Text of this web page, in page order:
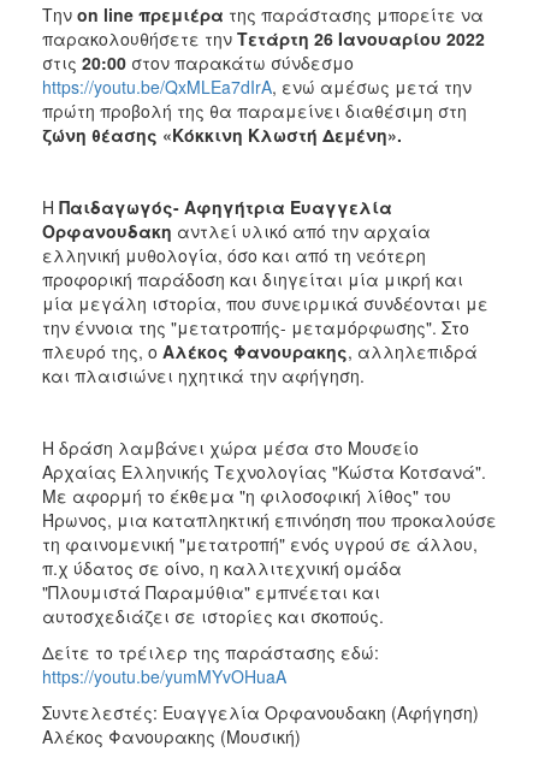
Την on line πρεμιέρα της παράστασης μπορείτε να
παρακολουθήσετε την Τετάρτη 26 Ιανουαρίου 2022
στις 20:00 στον παρακάτω σύνδεσμο
https://youtu.be/QxMLEa7dIrA, ενώ αμέσως μετά την
πρώτη προβολή της θα παραμείνει διαθέσιμη στη
ζώνη θέασης «Κόκκινη Κλωστή Δεμένη».
Η Παιδαγωγός- Αφηγήτρια Ευαγγελία
Ορφανουδακη αντλεί υλικό από την αρχαία
ελληνική μυθολογία, όσο και από τη νεότερη
προφορική παράδοση και διηγείται μία μικρή και
μία μεγάλη ιστορία, που συνειρμικά συνδέονται με
την έννοια της "μετατροπής- μεταμόρφωσης". Στο
πλευρό της, ο Αλέκος Φανουρακης, αλληλεπιδρά
και πλαισιώνει ηχητικά την αφήγηση.
Η δράση λαμβάνει χώρα μέσα στο Μουσείο
Αρχαίας Eλληνικής Tεχνολογίας "Κώστα Κοτσανά".
Με αφορμή το έκθεμα "η φιλοσοφική λίθος" του
Ήρωνος, μια καταπληκτική επινόηση που προκαλούσε
τη φαινομενική "μετατροπή" ενός υγρού σε άλλου,
π.χ ύδατος σε οίνο, η καλλιτεχνική ομάδα
"Πλουμιστά Παραμύθια" εμπνέεται και
αυτοσχεδιάζει σε ιστορίες και σκοπούς.
Δείτε το τρέιλερ της παράστασης εδώ:
https://youtu.be/yumMYvOHuaA
Συντελεστές: Ευαγγελία Ορφανουδακη (Αφήγηση)
Αλέκος Φανουρακης (Μουσική)